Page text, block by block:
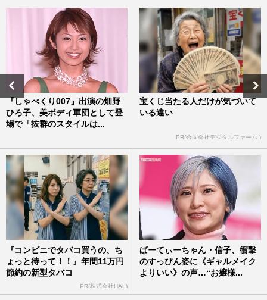
『しゃべくり007』出演の畑野
ひろ子、美ボディ軍団として登
場で「抜群のスタイルは...
宝くじ当たる人だけが気づいて
いる違い
PR(合同会社デジタルファーム )
『コンビニでタバコ買うの、ち
ょっと待って！！』年間11万円
節約の新型タバコ
PR(株式会社HAL)
ぱーてぃーちゃん・信子、衝撃
のすっぴん姿に《ギャルメイク
よりいい》の声…“お嬢様...